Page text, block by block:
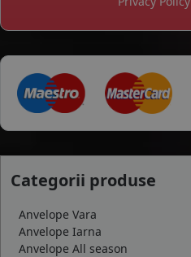
Categorii produse
Anvelope Vara
Anvelope Iarna
Anvelope All season